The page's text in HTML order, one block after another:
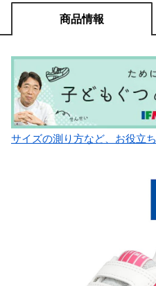
商品情報
サイズの測り方など、お役立